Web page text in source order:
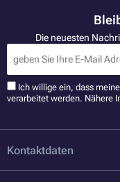
Die neuesten
Ich willige ein, dass
verarbeitet werden. Nähere
Kontaktdaten